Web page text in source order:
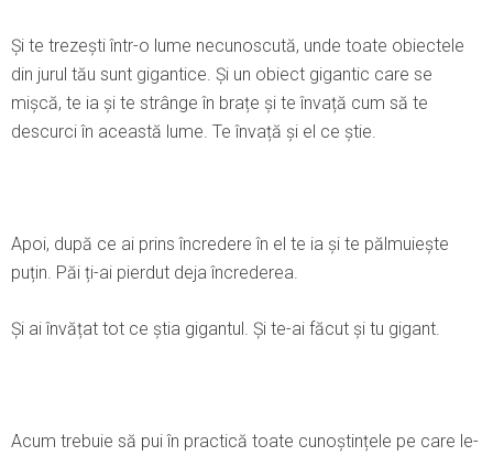
Şi te trezești într-o lume necunoscută, unde toate obiectele
din jurul tău sunt gigantice. Şi un obiect gigantic care se
mișcă, te ia și te strânge în brațe și te învață cum să te
descurci în această lume. Te învață și el ce știe.
Apoi, după ce ai prins încredere în el te ia și te pălmuiește
puțin. Păi ți-ai pierdut deja încrederea.
Şi ai învățat tot ce știa gigantul. Şi te-ai făcut și tu gigant.
Acum trebuie să pui în practică toate cunoștințele pe care le-